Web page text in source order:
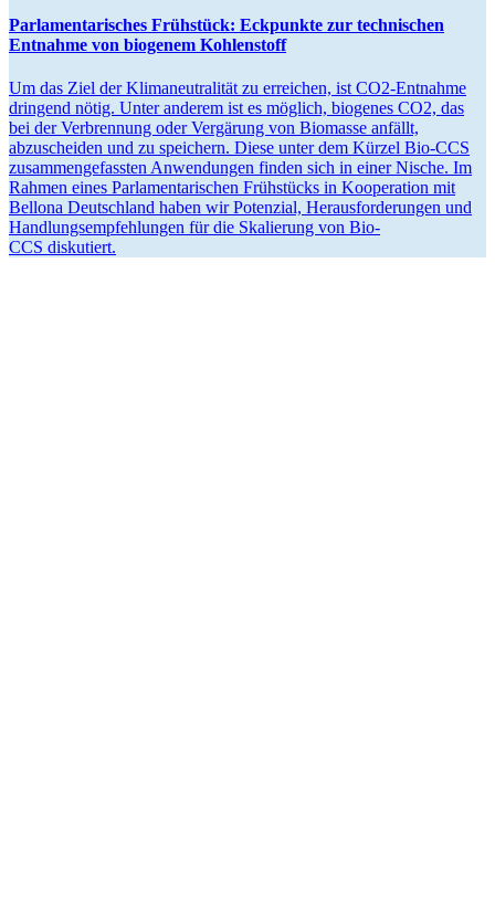
Parla­men­ta­ri­sches Frühstück: Eckpunkte zur techni­schen
Entnahme von biogenem Kohlenstoff
Um das Ziel der Klima­neu­tra­lität zu erreichen, ist CO2-Entnahme
dringend nötig. Unter anderem ist es möglich, biogenes CO2, das
bei der Verbrennung oder Vergärung von Biomasse anfällt,
abzuscheiden und zu speichern. Diese unter dem Kürzel Bio-CCS
zusam­men­ge­fassten Anwen­dungen finden sich in einer Nische. Im
Rahmen eines Parla­men­ta­ri­schen Frühstücks in Koope­ration mit
Bellona Deutschland haben wir Potenzial, Heraus­for­de­rungen und
Handlungs­emp­feh­lungen für die Skalierung von Bio-
CCS diskutiert.